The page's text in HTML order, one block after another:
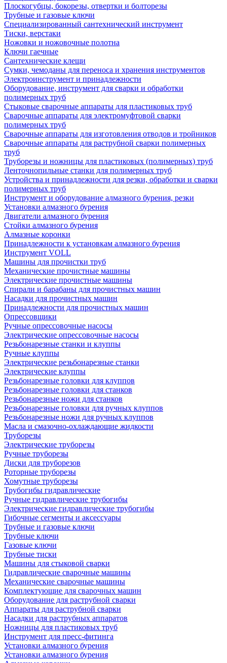
Плоскогубцы, бокорезы, отвертки и болторезы
Трубные и газовые ключи
Специализированный сантехнический инструмент
Тиски, верстаки
Ножовки и ножовочные полотна
Ключи гаечные
Сантехнические клещи
Сумки, чемоданы для переноса и хранения инструментов
Электроинструмент и принадлежности
Оборудование, инструмент для сварки и обработки
полимерных труб
Стыковые сварочные аппараты для пластиковых труб
Сварочные аппараты для электромуфтовой сварки
полимерных труб
Сварочные аппараты для изготовления отводов и тройников
Сварочные аппараты для раструбной сварки полимерных
труб
Труборезы и ножницы для пластиковых (полимерных) труб
Ленточнопильные станки для полимерных труб
Устройства и принадлежности для резки, обработки и сварки
полимерных труб
Инструмент и оборудование алмазного бурения, резки
Установки алмазного бурения
Двигатели алмазного бурения
Стойки алмазного бурения
Алмазные коронки
Принадлежности к установкам алмазного бурения
Инструмент VOLL
Машины для прочистки труб
Механические прочистные машины
Электрические прочистные машины
Спирали и барабаны для прочистных машин
Насадки для прочистных машин
Принадлежности для прочистных машин
Опрессовщики
Ручные опрессовочные насосы
Электрические опрессовочные насосы
Резьбонарезные станки и клуппы
Ручные клуппы
Электрические резьбонарезные станки
Электрические клуппы
Резьбонарезные головки для клуппов
Резьбонарезные головки для станков
Резьбонарезные ножи для станков
Резьбонарезные головки для ручных клуппов
Резьбонарезные ножи для ручных клуппов
Масла и смазочно-охлаждающие жидкости
Труборезы
Электрические труборезы
Ручные труборезы
Диски для труборезов
Роторные труборезы
Хомутные труборезы
Трубогибы гидравлические
Ручные гидравлические трубогибы
Электрические гидравлические трубогибы
Гибочные сегменты и аксессуары
Трубные и газовые ключи
Трубные ключи
Газовые ключи
Трубные тиски
Машины для стыковой сварки
Гидравлические сварочные машины
Механические сварочные машины
Комплектующие для сварочных машин
Оборудование для раструбной сварки
Аппараты для раструбной сварки
Насадки для раструбных аппаратов
Ножницы для пластиковых труб
Инструмент для пресс-фитинга
Установки алмазного бурения
Установки алмазного бурения